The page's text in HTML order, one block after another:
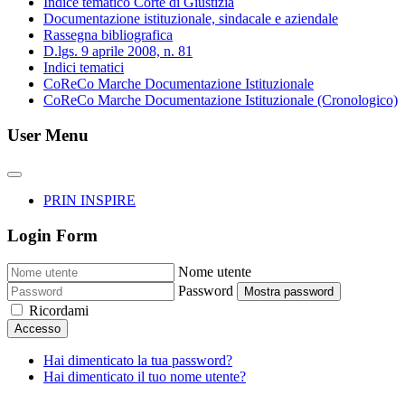
Documentazione istituzionale, sindacale e aziendale
Rassegna bibliografica
D.lgs. 9 aprile 2008, n. 81
Indici tematici
CoReCo Marche Documentazione Istituzionale
CoReCo Marche Documentazione Istituzionale (Cronologico)
User Menu
PRIN INSPIRE
Login Form
Nome utente
Password
Mostra password
Ricordami
Accesso
Hai dimenticato la tua password?
Hai dimenticato il tuo nome utente?